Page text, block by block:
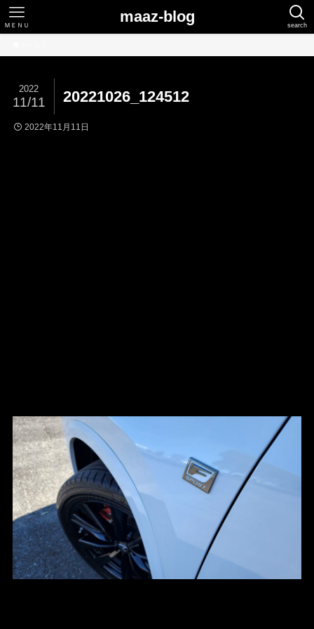
maaz-blog search
ＭＥＮＵ
20221026_124512
2022
11/11
2022年11月11日